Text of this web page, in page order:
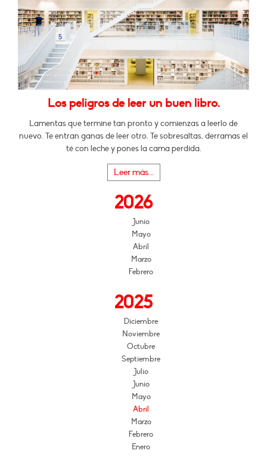
Los peligros de leer un buen libro.
Lamentas que termine tan pronto y comienzas a leerlo de
nuevo. Te entran ganas de leer otro. Te sobresaltas, derramas el
té con leche y pones la cama perdida.
Leer más...
2026
Junio
Mayo
Abril
Marzo
Febrero
2025
Diciembre
Noviembre
Octubre
Septiembre
Julio
Junio
Mayo
Abril
Marzo
Febrero
Enero